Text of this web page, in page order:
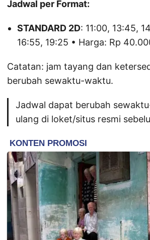
Jadwal per Format:
STANDARD 2D: 11:00, 13:45,
16:55, 19:25 • Harga: Rp
Catatan: jam tayang dan
berubah sewaktu-waktu.
Jadwal dapat berubah
ulang di loket/situs resmi